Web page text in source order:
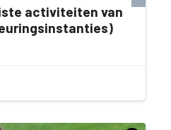
activiteiten van